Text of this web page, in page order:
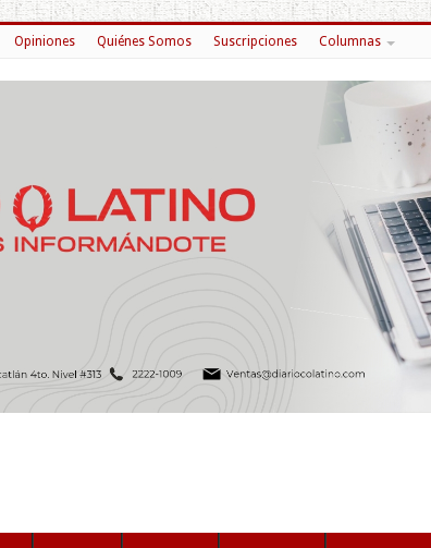
Opiniones Quiénes Somos Suscripciones Columnas